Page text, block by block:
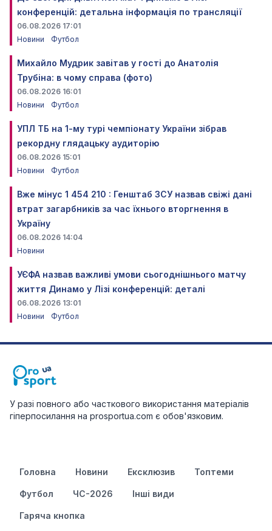
конференцій: детальна інформація по трансляції
06.08.2026 17:01
Новини
Футбол
Михайло Мудрик завітав у гості до Анатолія
Трубіна: в чому справа (фото)
06.08.2026 16:01
Новини
Футбол
УПЛ ТБ на 1-му турі чемпіонату України зібрав
рекордну глядацьку аудиторію
06.08.2026 15:01
Новини
Футбол
Вже мінус 1 454 210 : Генштаб ЗСУ назвав свіжі дані
втрат загарбників за час їхнього вторгнення в
Україну
06.08.2026 14:04
Новини
УЄФА назвав важливі умови сьогоднішнього матчу
життя Динамо у Лізі конференцій: деталі
06.08.2026 13:01
Новини
Футбол
У разі повного або часткового використання матеріалів
гіперпосилання на prosportua.com є обов'язковим.
Головна Новини Ексклюзив Топтеми
Футбол ЧС-2026 Інші види
Гаряча кнопка